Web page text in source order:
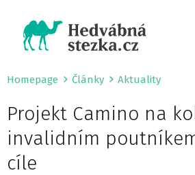
Homepage Články Aktuality
Projekt Camino na
invalidním
cíle